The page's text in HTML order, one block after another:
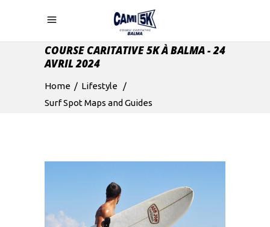
COURSE CARITATIVE 5K À BALMA - 24
AVRIL 2024
Home / Lifestyle /
Surf Spot Maps and Guides